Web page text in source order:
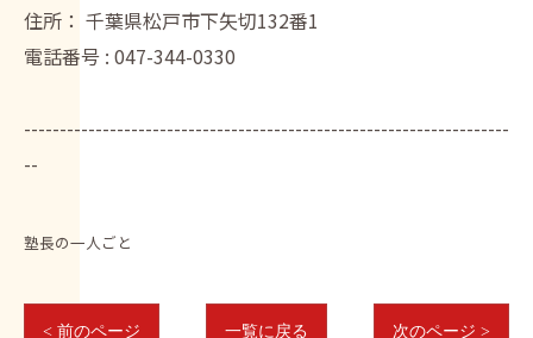
住所： 千葉県松戸市下矢切132番1
電話番号 : 047-344-0330
--------------------------------------------------------------------
--
塾長の一人ごと
< 前のページ 一覧に戻る 次のページ >